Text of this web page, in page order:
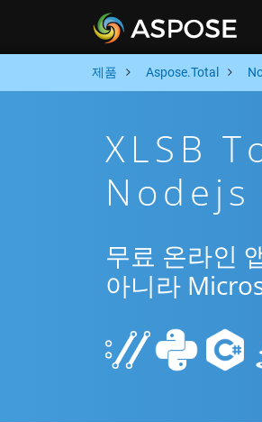
제품 Aspose.Total
XLSB
Nodejs
무료 온라인
아니라